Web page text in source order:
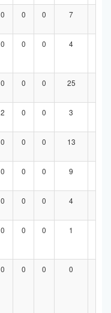
0 0 0 7
0 0 0 4
0 0 0 25
2 0 0 3
0 0 0 13
0 0 0 9
0 0 0 4
0 0 0 1
0 0 0 0